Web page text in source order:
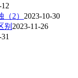
2） 2023-10-30
别 2023-11-26